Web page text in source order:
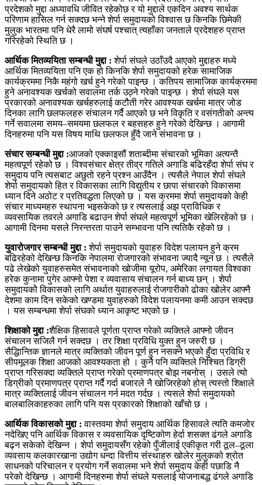
प्रदेशको मुद्दा अध्यावधि जीवित रहेकोछ र यो मुद्दाले एकदिन अवश्य सार्थक
परिणाम हासिल गर्न सक्दछ भन्ने शेर्पा समुदायको विश्वास छ किनकि छिमेकी
मुलुक भारतमा पनि धेरै लामो संघर्ष पश्चात् त्यहाँका जनताले प्रदेशहरु प्राप्त
गरिरहेको स्थिति छ ।
आर्थिक मितव्ययिता सम्बन्धी मुद्दा :शेर्पा संघले उठाँउदै आएको मुद्दाहरु मध्ये
आर्थिक मितव्ययिता पनि एक हो किनकि शेर्पा समुदायको हरेक सामाजिक
कार्यक्रममा निकै महंगो खर्च हुने गरेको पाइन्छ । कतिपय सामाजिक कार्यक्रममा
हुने अनावश्यक खर्चको सवालमा तर्क उठ्ने गरेको पाइन्छ । शेर्पा संघले यस
प्रकारको अनावश्यक खर्चहरुलाई कटौती गरेर आवश्यक खर्चमा मात्र जोड
दिनका लागि छलफलहरु संचालन गर्दै आएको छ भने विकृति र वसंगतीको अन्त्य
गर्ने सवालमा समय–समयमा छलफल र बहसहरु हुने गरेको देखिन्छ । आगामी
दिनहरुमा पनि यस विषय माथि छलफल हुँदै जाने संभावना छ ।
संचार सम्बन्धी मुद्दा :आजको एक्काइसौं शताब्दीमा संचारको भूमिका अत्यन्तै
महत्वपूर्ण रहेको छ । विश्वसंचार क्षेत्र तीव्र गतिले अगाडि बढिरहँदा शेर्पा संघ र
समुदाय पनि त्यसबाट अछुतो रहने प्रश्न आउँदैन । त्यसैले नेपाल शेर्पा संंघले
शेर्पा समुदायको हित र विकासका लागि विद्युतीय र छापा संचारको विकासमा
ध्यान दिने अठोट र प्रतिवद्धता लिएको छ । यस क्रममा शेर्पा समुदायको केही
संचार माध्यमहरु स्थापना भइसकेको छ र त्यसलाई अझ प्राविधिक र
व्यवसायिक तवरले अगाडि बढाउन शेर्पा संघले महत्वपूर्ण भूमिका खेलिरहेको छ ।
आगामी दिनमा यसले निरन्तरता पाउने सम्भावना पनि त्यतिकै रहेको छ ।
युवारोजगार सम्बन्धी मुद्दा :शेर्पा समुदायको युवाहरु विदेश पलायन हुने क्रम
बढिरहेको देखिन्छ किनकि नेपालमा रोजगारको संभावना ज्यादै न्यून छ । त्यसैले
पढे लेखेको युवाहरुसमेत संभावनाको खोजीमा यूरोप, अमेरिका लगायत विश्वका
हरेक कुनामा पुगेर आफ्नो पेशा र व्यवासाय संचालन गर्न बाध्य छन् । शेर्पा
समुदायकोे विकासको लागि अर्थात युवाहरुलाई रोजगारीको ढोका खोलेर आफ्नै
देशमा काम दिन सकेको खण्डमा युवाहरुको विदेश पलायनमा कमी आउन सक्दछ
। यस सम्बन्धमा शेर्पा संघको ध्यान आकृष्ट भएको छ ।
शिक्षाको मुद्दा :शैक्षिक हिसावले पूर्णता प्राप्त गरेको व्यक्तिले आफ्नो जीवन
संचालन सजिलै गर्न सक्दछ । तर शिक्षा प्रविधि युक्त हुन जरुरी छ ।
सैद्धिान्तिक ज्ञानले मात्र व्यक्तिको जीवन पूर्ण हुन नसक्ने भएको हुँदा प्रविधि र
सीपमूलक शिक्षा आजको आवश्यकता हो । कुनै पनि व्यक्तिले निश्चित डिग्री
प्राप्त गरिसक्दा व्यक्तिले प्राप्त गरेको प्रमाणपत्र बोझ नबनोस् । उसले त्यो
डिग्रीको प्रमाणपत्र प्राप्त गर्दै गर्दा बजारले नै खोजिरहेको होस् त्यस्तो शिक्षाले
मात्र व्यक्तिलाई जीवन संचालन गर्न मदत गर्दछ । त्यसले शेर्पा समुदायको
बालबालिकाहरुका लागि पनि यस प्रकारको शिक्षाको खाँचो छ ।
आर्थिक विकासको मुद्दा :वास्तवमा शेर्पा समुदाय आर्थिक हिसावले त्यति कमजोर
नदेखिए पनि आर्थिक विकास र व्यवसायिक दृष्टिकोण हेर्दा शसक्त ढंगले अगाडि
बढ्न सकेको देखिन्न । शेर्पा समुदायसँग रहेको पुँजीलाई एकीकृत गरी ठूल–ठूला
व्यवसाय कलकारखाना उद्योग धन्दा वित्तीय संंस्थाहरु खोलेर मुलुकको श्रोत
साधनको परिचालन र प्रयोग गर्ने सवालमा भने शेर्पा समुदाय केही पछाडि नै
परेको देखिन्छ । आगामी दिनहरुमा शेर्पा संघले यसलाई योजनाबद्ध ढंगले अगाडि